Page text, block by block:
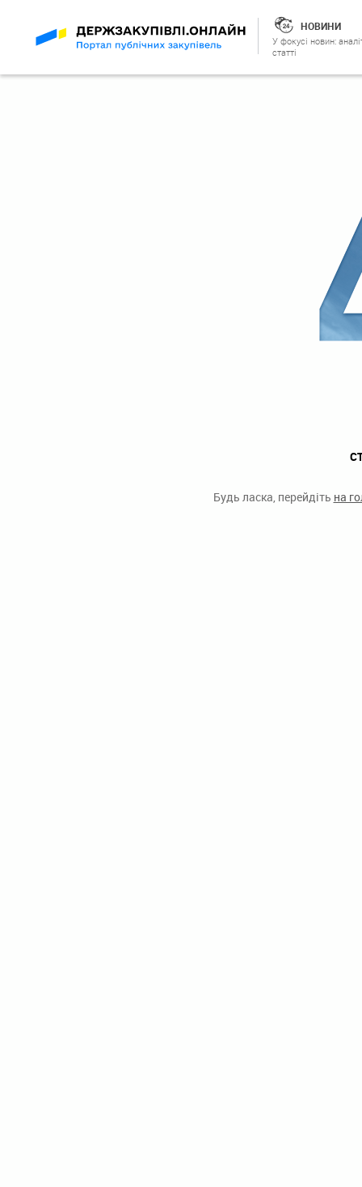
НОВИНИ
У фокусі новин:
статті
Будь ласка, перейдіть на